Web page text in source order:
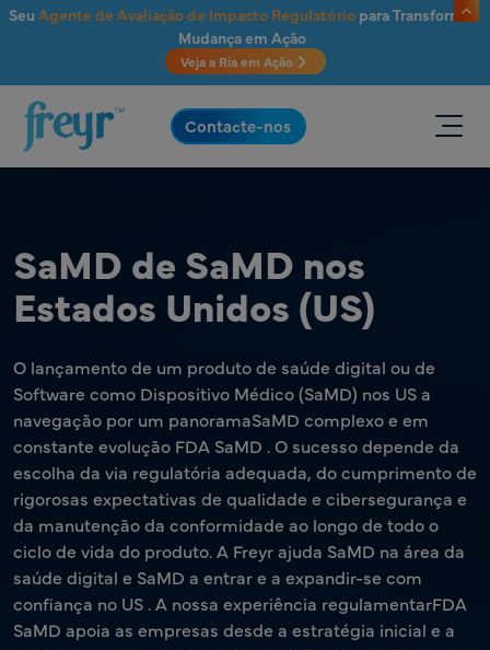
Saltar para o conteúdo principal
Seu Agente de Avaliação de Impacto Regulatóriopara Transformar
Mudança em Ação
Veja a Ria em Ação
.
Contacte-nos
SaMD de SaMD nos
Estados Unidos (US)
O lançamento de um produto de saúde digital ou de
Software como Dispositivo Médico (SaMD) nos US a
navegação por um panoramaSaMD complexo e em
constante evolução FDA SaMD . O sucesso depende da
escolha da via regulatória adequada, do cumprimento de
rigorosas expectativas de qualidade e cibersegurança e
da manutenção da conformidade ao longo de todo o
ciclo de vida do produto. A Freyr ajuda SaMD na área da
saúde digital e SaMD a entrar e a expandir-se com
confiança no US . A nossa experiência regulamentarFDA
SaMD apoia as empresas desde a estratégia inicial e a